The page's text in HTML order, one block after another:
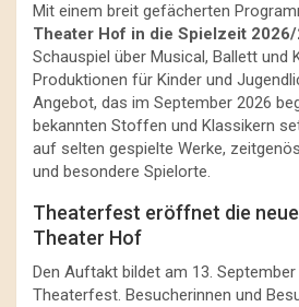
Mit einem breit gefächerten
Theater Hof in die Spielzeit
Schauspiel über Musical, Ballett und
Produktionen für Kinder und
Angebot, das im September 2026
bekannten Stoffen und Klassikern
auf selten gespielte Werke,
und besondere Spielorte.
Theaterfest eröffnet die
Theater Hof
Den Auftakt bildet am 13.
Theaterfest. Besucherinnen und